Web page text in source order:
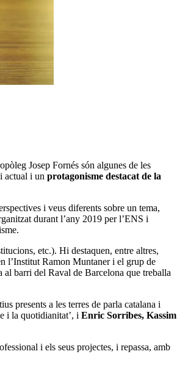
Josep Fornés són algunes de les
actual i un protagonisme destacat de la
i veus diferents sobre un tema,
durant l’any 2019 per l’ENS i
etc.). Hi destaquen, entre altres,
l’Institut Ramon Muntaner i el grup de
al barri del Raval de Barcelona que treballa
presents a les terres de parla catalana i
i la quotidianitat’, i Enric Sorribes, Kassim
i els seus projectes, i repassa, amb